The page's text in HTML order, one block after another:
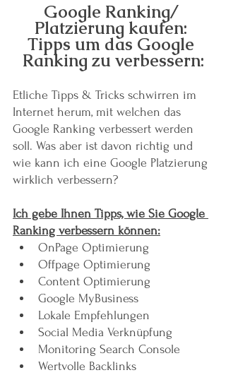
Google Ranking/
Platzierung kaufen:
Tipps um das Google
Ranking zu verbessern:
Etliche Tipps & Tricks schwirren im
Internet herum, mit welchen das
Google Ranking verbessert werden
soll. Was aber ist davon richtig und
wie kann ich eine Google Platzierung
wirklich verbessern?
Ich gebe Ihnen Tipps, wie Sie Google
Ranking verbessern können:
OnPage Optimierung
Offpage Optimierung
Content Optimierung
Google MyBusiness
Lokale Empfehlungen
Social Media Verknüpfung
Monitoring Search Console
Wertvolle Backlinks